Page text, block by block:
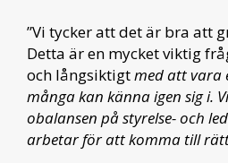
”Vi tycker att det är bra att
Detta är en mycket viktig
och långsiktigtmed att vara
många kan känna igen sig i.
obalansen på styrelse- och
arbetar för att komma till